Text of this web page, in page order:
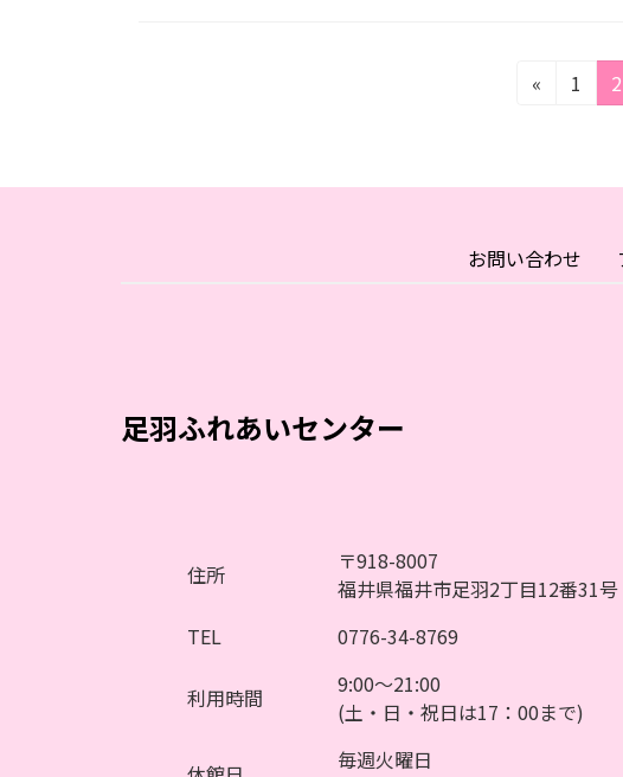
の
り
«
固
ジ
1
固
2
お問い合わせ
足羽ふれあいセンター
住所
〒918-8007
福井県福井市足羽2丁目12番31号
TEL
0776-34-8769
利用時間
9:00～21:00
(土・日・祝日は17：00まで)
毎週火曜日